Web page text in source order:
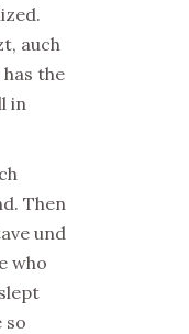
auch
the
in
Then
und
who
so